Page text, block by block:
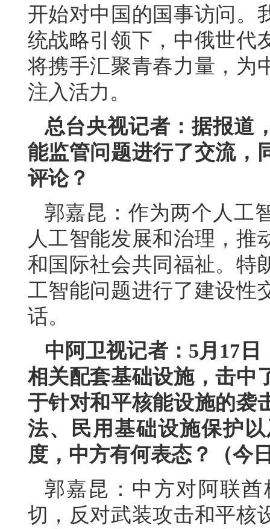
开始对中国的国事访问。
统战略引领下，中俄世代
将携手汇聚青春力量，为
注入活力。
总台央视记者：据报道
能监管问题进行了交流，
评论？
郭嘉昆：作为两个人工
人工智能发展和治理，推
和国际社会共同福祉。特
工智能问题进行了建设性
话。
中阿卫视记者：5月17
相关配套基础设施，击中
于针对和平核能设施的袭
法、民用基础设施保护
度，中方有何表态？（今
郭嘉昆：中方对阿联
切，反对武装攻击和平核